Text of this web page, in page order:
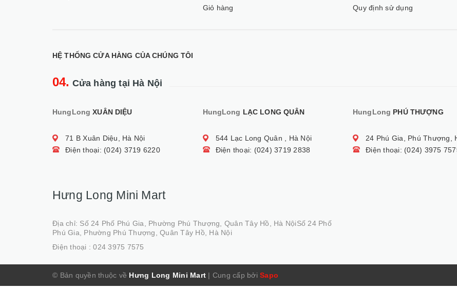
Giỏ hàng
Quy định sử dụng
HỆ THỐNG CỬA HÀNG CỦA CHÚNG TÔI
04. Cửa hàng tại Hà Nội
HungLong XUÂN DIỆU
71 B Xuân Diệu, Hà Nội
Điện thoại: (024) 3719 6220
HungLong LẠC LONG QUÂN
544 Lạc Long Quân , Hà Nội
Điện thoại: (024) 3719 2838
HungLong PHÚ THƯỢNG
24 Phú Gia, Phú Thượng,
Điện thoại: (024) 3975
Hưng Long Mini Mart
Địa chỉ: Số 24 Phố Phú Gia, Phường Phú Thượng, Quân Tây Hồ, Hà NộiSố 24 Phố
Phú Gia, Phường Phú Thượng, Quân Tây Hồ, Hà Nội
Điện thoại :024 3975 7575
© Bản quyền thuộc về Hưng Long Mini Mart | Cung cấp bởi Sapo